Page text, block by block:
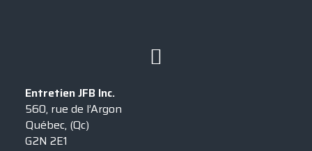
Entretien JFB Inc.
560, rue de l’Argon
Québec, (Qc)
G2N 2E1